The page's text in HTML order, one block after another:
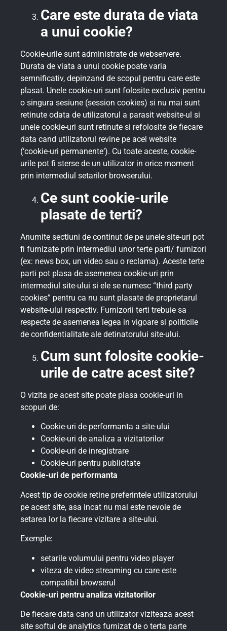
Care este durata de viata
a unui cookie?
Cookie-urile sunt administrate de webservere.
Durata de viata a unui cookie poate varia
semnificativ, depinzand de scopul pentru care este
plasat. Unele cookie-uri sunt folosite exclusiv pentru
o singura sesiune (session cookies) si nu mai sunt
retinute odata de utilizatorul a parasit website-ul si
unele cookie-uri sunt retinute si refolosite de fiecare
data cand utilizatorul revine pe acel website
(‘cookie-uri permanente‘). Cu toate aceste, cookie-
urile pot fi sterse de un utilizator in orice moment
prin intermediul setarilor browserului.
Ce sunt cookie-urile
plasate de terti?
Anumite sectiuni de continut de pe unele site-uri pot
fi furnizate prin intermediul unor terte parti/ furnizori
(ex: news box, un video sau o reclama). Aceste terte
parti pot plasa de asemenea cookie-uri prin
intermediul site-ului si ele se numesc “third party
cookies” pentru ca nu sunt plasate de proprietarul
website-ului respectiv. Furnizorii terti trebuie sa
respecte de asemenea legea in vigoare si politicile
de confidentialitate ale detinatorului site-ului.
Cum sunt folosite cookie-
urile de catre acest site?
O vizita pe acest site poate plasa cookie-uri in
scopuri de:
Cookie-uri de performanta a site-ului
Cookie-uri de analiza a vizitatorilor
Cookie-uri de inregistrare
Cookie-uri pentru publicitate
Cookie-uri de performanta
Acest tip de cookie retine preferintele utilizatorului
pe acest site, asa incat nu mai este nevoie de
setarea lor la fiecare vizitare a site-ului.
Exemple:
setarile volumului pentru video player
viteza de video streaming cu care este
compatibil browserul
Cookie-uri pentru analiza vizitatorilor
De fiecare data cand un utilizator viziteaza acest
site softul de analytics furnizat de o terta parte